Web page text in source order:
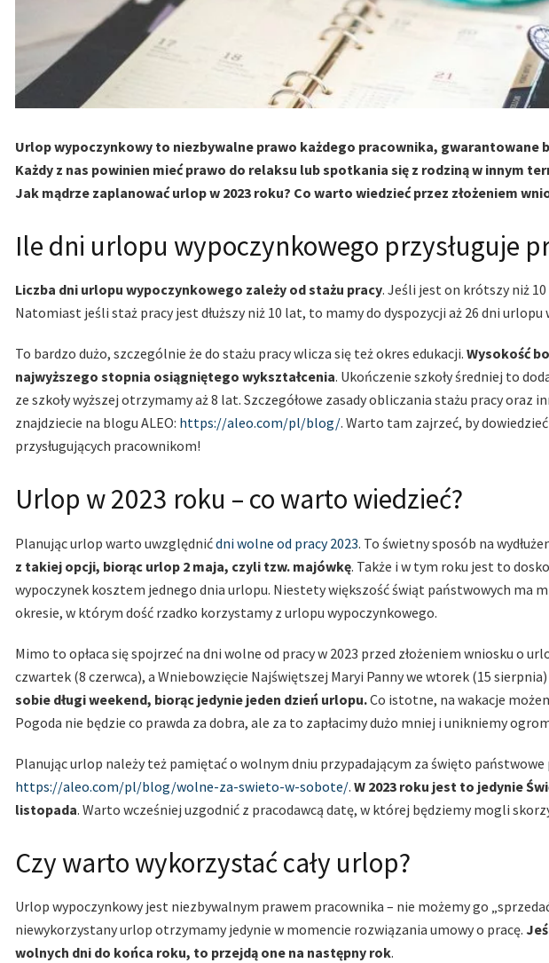
Urlop wypoczynkowy to niezbywalne prawo każdego pracownika, gwarantowane
Każdy z nas powinien mieć prawo do relaksu lub spotkania się z rodziną w innym
Jak mądrze zaplanować urlop w 2023 roku? Co warto wiedzieć przez złożeniem
Ile dni urlopu wypoczynkowego przysługuje
Liczba dni urlopu wypoczynkowego zależy od stażu pracy. Jeśli jest on krótszy niż
Natomiast jeśli staż pracy jest dłuższy niż 10 lat, to mamy do dyspozycji aż 26 dni urlopu
To bardzo dużo, szczególnie że do stażu pracy wlicza się też okres edukacji. Wysokość
najwyższego stopnia osiągniętego wykształcenia. Ukończenie szkoły średniej to
ze szkoły wyższej otrzymamy aż 8 lat. Szczegółowe zasady obliczania stażu pracy oraz
znajdziecie na blogu ALEO: https://aleo.com/pl/blog/. Warto tam zajrzeć, by
przysługujących pracownikom!
Urlop w 2023 roku – co warto wiedzieć?
Planując urlop warto uwzględnićdni wolne od pracy 2023. To świetny sposób na
z takiej opcji, biorąc urlop 2 maja, czyli tzw. majówkę. Także i w tym roku jest to
wypoczynek kosztem jednego dnia urlopu. Niestety większość świąt państwowych ma
okresie, w którym dość rzadko korzystamy z urlopu wypoczynkowego.
Mimo to opłaca się spojrzeć na dni wolne od pracy w 2023 przed złożeniem wniosku o
czwartek (8 czerwca), a Wniebowzięcie Najświętszej Maryi Panny we wtorek (15 sierpnia)
sobie długi weekend, biorąc jedynie jeden dzień urlopu.Co istotne, na wakacje
Pogoda nie będzie co prawda za dobra, ale za to zapłacimy dużo mniej i unikniemy
Planując urlop należy też pamiętać o wolnym dniu przypadającym za święto państwowe
https://aleo.com/pl/blog/wolne-za-swieto-w-sobote/. W 2023 roku jest to jedynie
listopada. Warto wcześniej uzgodnić z pracodawcą datę, w której będziemy mogli
Czy warto wykorzystać cały urlop?
Urlop wypoczynkowy jest niezbywalnym prawem pracownika – nie możemy go
niewykorzystany urlop otrzymamy jedynie w momencie rozwiązania umowy o pracę.
wolnych dni do końca roku, to przejdą one na następny rok.